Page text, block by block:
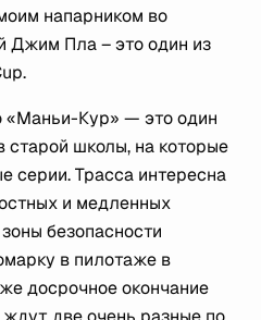
напарником во
Джим Пла – это один из
«Маньи-Кур» — это один
старой школы, на которые
серии. Трасса интересна
и медленных
безопасности
в пилотаже в
досрочное окончание